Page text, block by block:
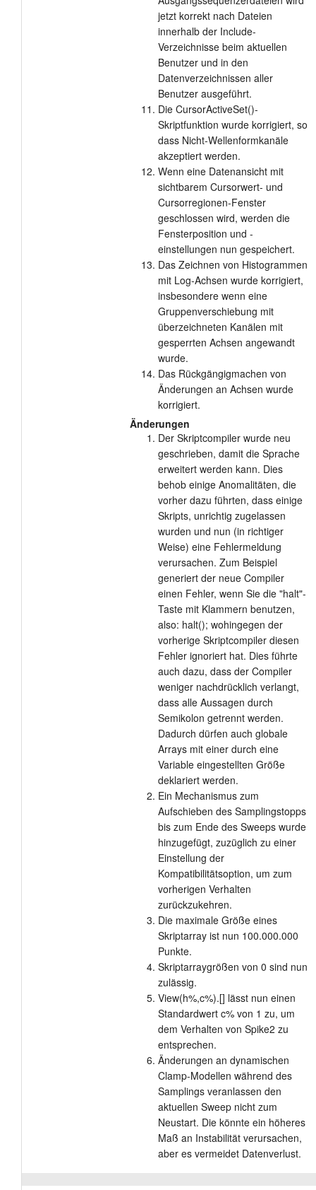
jetzt korrekt nach Dateien
innerhalb der Include-
Verzeichnisse beim aktuellen
Benutzer und in den
Datenverzeichnissen aller
Benutzer ausgeführt.
Die CursorActiveSet()-
Skriptfunktion wurde korrigiert, so
dass Nicht-Wellenformkanäle
akzeptiert werden.
Wenn eine Datenansicht mit
sichtbarem Cursorwert- und
Cursorregionen-Fenster
geschlossen wird, werden die
Fensterposition und -
einstellungen nun gespeichert.
Das Zeichnen von Histogrammen
mit Log-Achsen wurde korrigiert,
insbesondere wenn eine
Gruppenverschiebung mit
überzeichneten Kanälen mit
gesperrten Achsen angewandt
wurde.
Das Rückgängigmachen von
Änderungen an Achsen wurde
korrigiert.
Änderungen
Der Skriptcompiler wurde neu
geschrieben, damit die Sprache
erweitert werden kann. Dies
behob einige Anomalitäten, die
vorher dazu führten, dass einige
Skripts, unrichtig zugelassen
wurden und nun (in richtiger
Weise) eine Fehlermeldung
verursachen. Zum Beispiel
generiert der neue Compiler
einen Fehler, wenn Sie die "halt"-
Taste mit Klammern benutzen,
also: halt(); wohingegen der
vorherige Skriptcompiler diesen
Fehler ignoriert hat. Dies führte
auch dazu, dass der Compiler
weniger nachdrücklich verlangt,
dass alle Aussagen durch
Semikolon getrennt werden.
Dadurch dürfen auch globale
Arrays mit einer durch eine
Variable eingestellten Größe
deklariert werden.
Ein Mechanismus zum
Aufschieben des Samplingstopps
bis zum Ende des Sweeps wurde
hinzugefügt, zuzüglich zu einer
Einstellung der
Kompatibilitätsoption, um zum
vorherigen Verhalten
zurückzukehren.
Die maximale Größe eines
Skriptarray ist nun 100.000.000
Punkte.
Skriptarraygrößen von 0 sind nun
zulässig.
View(h%,c%).[] lässt nun einen
Standardwert c% von 1 zu, um
dem Verhalten von Spike2 zu
entsprechen.
Änderungen an dynamischen
Clamp-Modellen während des
Samplings veranlassen den
aktuellen Sweep nicht zum
Neustart. Die könnte ein höheres
Maß an Instabilität verursachen,
aber es vermeidet Datenverlust.